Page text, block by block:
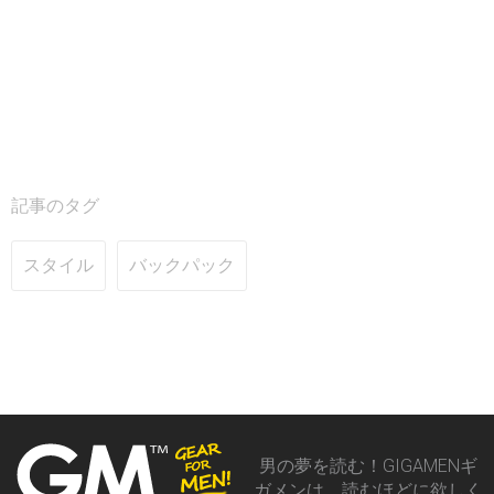
記事のタグ
スタイル バックパック
男の夢を読む！GIGAMENギ